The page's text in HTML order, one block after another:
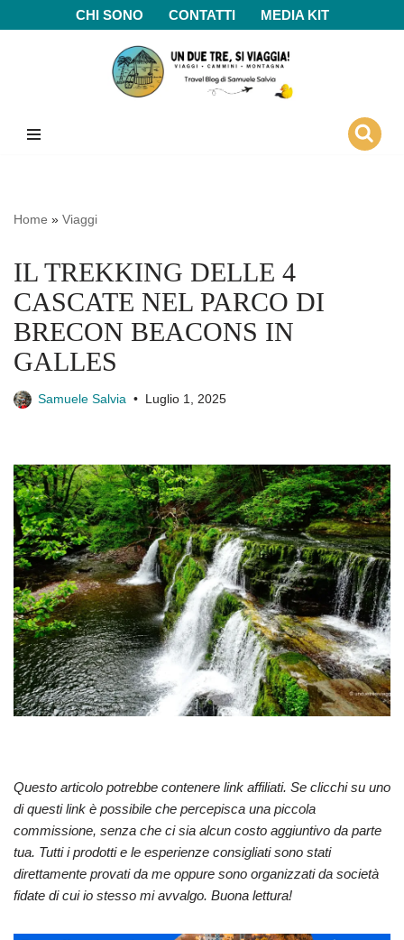
CHI SONO CONTATTI MEDIA KIT
Home » Viaggi
IL TREKKING DELLE 4
CASCATE NEL PARCO DI
BRECON BEACONS IN
GALLES
Samuele Salvia Luglio 1, 2025
Questo articolo potrebbe contenere link affiliati. Se clicchi su uno
di questi link è possibile che percepisca una piccola
commissione, senza che ci sia alcun costo aggiuntivo da parte
tua. Tutti i prodotti e le esperienze consigliati sono stati
direttamente provati da me oppure sono organizzati da società
fidate di cui io stesso mi avvalgo. Buona lettura!